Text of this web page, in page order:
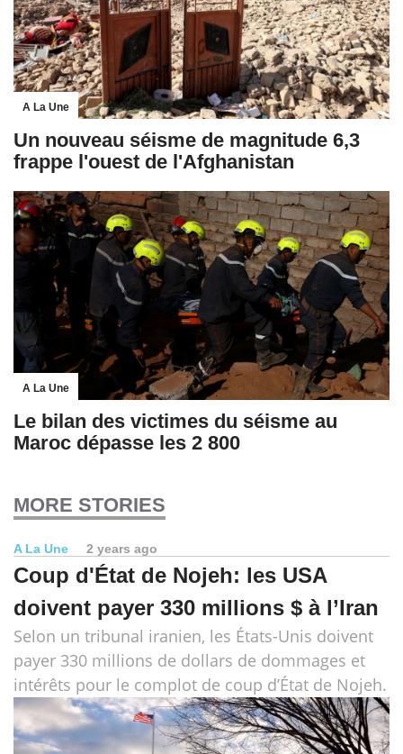
A La Une
Un nouveau séisme de magnitude 6,3
frappe l'ouest de l'Afghanistan
A La Une
Le bilan des victimes du séisme au
Maroc dépasse les 2 800
MORE STORIES
A La Une 2 years ago
Coup d'État de Nojeh: les USA
doivent payer 330 millions $ à l’Iran
Selon un tribunal iranien, les États-Unis doivent
payer 330 millions de dollars de dommages et
intérêts pour le complot de coup d’État de Nojeh.